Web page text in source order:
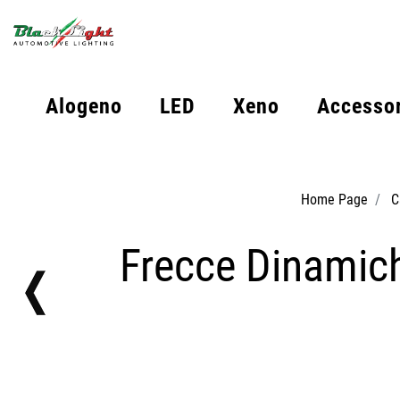
Alogeno LED Xeno
Home Page
Frecce